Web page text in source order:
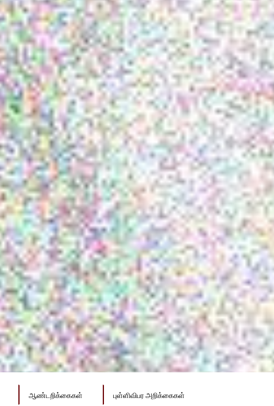
ஆண்டறிக்கைகள் புள்ளிவிபர அறிக்கைகள்